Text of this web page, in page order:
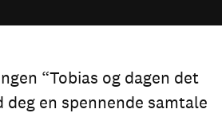
“Tobias og dagen det
deg en spennende samtale